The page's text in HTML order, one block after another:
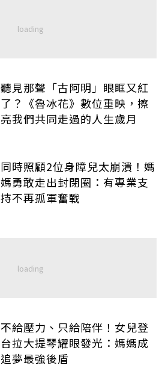
聽見那聲「古阿明」眼眶又紅
了？《魯冰花》數位重映，擦
亮我們共同走過的人生歲月
同時照顧2位身障兒太崩潰！媽
媽勇敢走出封閉圈：有專業支
持不再孤軍奮戰
不給壓力、只給陪伴！女兒登
台拉大提琴耀眼發光：媽媽成
追夢最強後盾